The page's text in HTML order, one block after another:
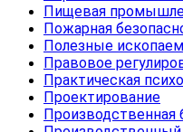
Пищевая
Пожарная
Полезные
Правовое
Практическая
Проектирование
Производственная